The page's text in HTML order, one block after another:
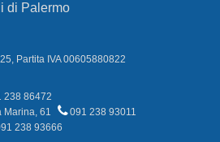
di Palermo
Partita IVA 00605880822
238 86472
Marina, 61
091 238 93011
238 93666